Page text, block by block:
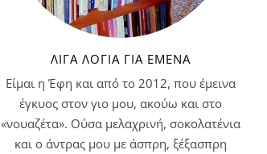
ΛΊΓΑ ΛΌΓΙΑ ΓΙΑ ΕΜΈΝΑ
Είμαι η Έφη και από το 2012, που έμεινα
έγκυος στον γιο μου, ακούω και στο
«νουαζέτα». Ούσα μελαχρινή, σοκολατένια
και ο άντρας μου με άσπρη, ξέξασπρη